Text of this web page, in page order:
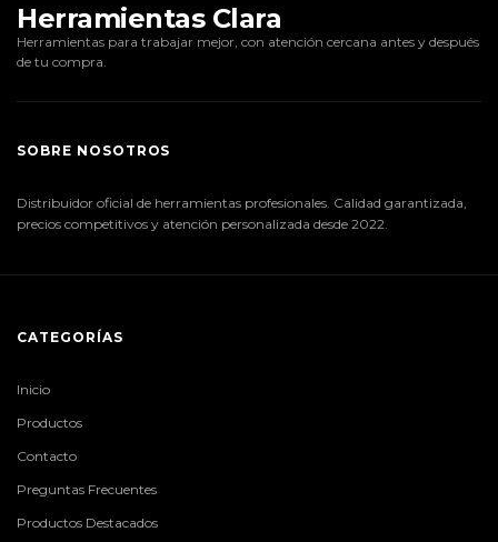
Herramientas Clara
Herramientas para trabajar mejor, con atención cercana antes y después
de tu compra.
SOBRE NOSOTROS
Distribuidor oficial de herramientas profesionales. Calidad garantizada,
precios competitivos y atención personalizada desde 2022.
CATEGORÍAS
Inicio
Productos
Contacto
Preguntas Frecuentes
Productos Destacados